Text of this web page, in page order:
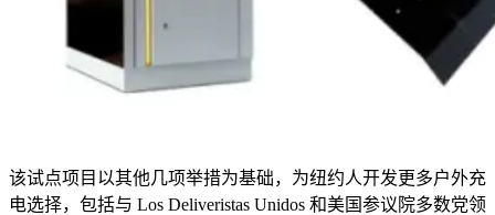
该试点项目以其他几项举措为基础，为纽约人开发更多户外充
电选择，包括与 Los Deliveristas Unidos 和美国参议院多数党领